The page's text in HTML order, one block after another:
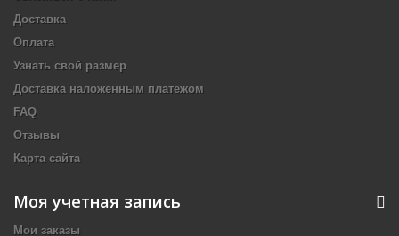
Доставка
Оплата
Узнать свой размер
Доставка наложенным платежом
FAQ
Отзывы
Карта сайта
Моя учетная запись
Мои заказы